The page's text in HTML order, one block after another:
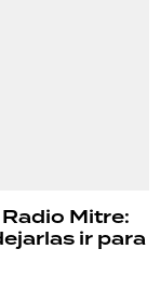
Mitre:
ir para